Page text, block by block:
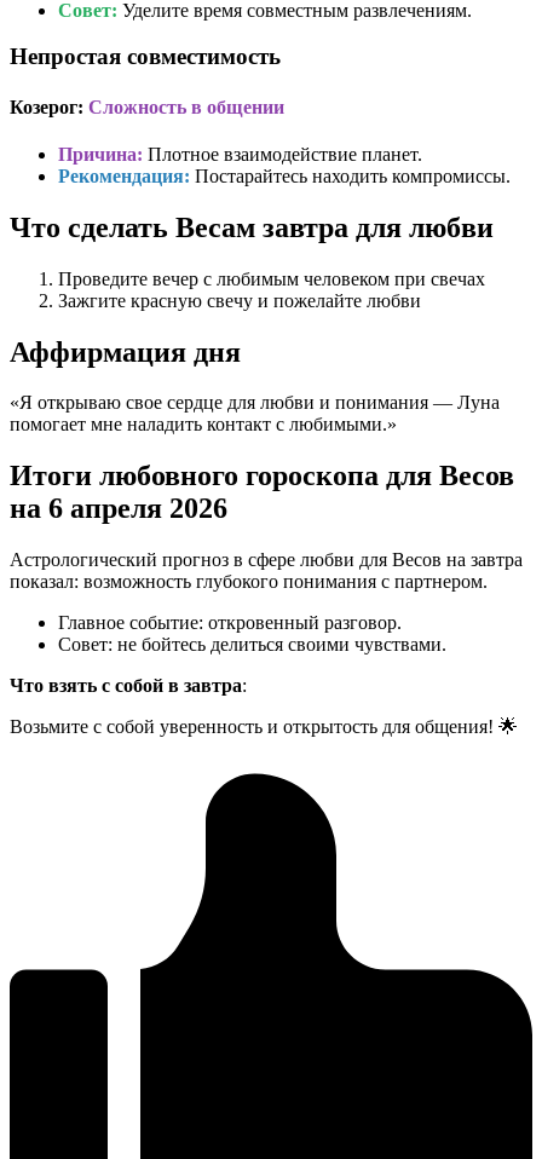
Совет: Уделите время совместным развлечениям.
Непростая совместимость
Козерог: Сложность в общении
Причина: Плотное взаимодействие планет.
Рекомендация: Постарайтесь находить компромиссы.
Что сделать Весам завтра для любви
Проведите вечер с любимым человеком при свечах
Зажгите красную свечу и пожелайте любви
Аффирмация дня
«Я открываю свое сердце для любви и понимания — Луна
помогает мне наладить контакт с любимыми.»
Итоги любовного гороскопа для Весов
на 6 апреля 2026
Астрологический прогноз в сфере любви для Весов на завтра
показал: возможность глубокого понимания с партнером.
Главное событие: откровенный разговор.
Совет: не бойтесь делиться своими чувствами.
Что взять с собой в завтра:
Возьмите с собой уверенность и открытость для общения! 🌟